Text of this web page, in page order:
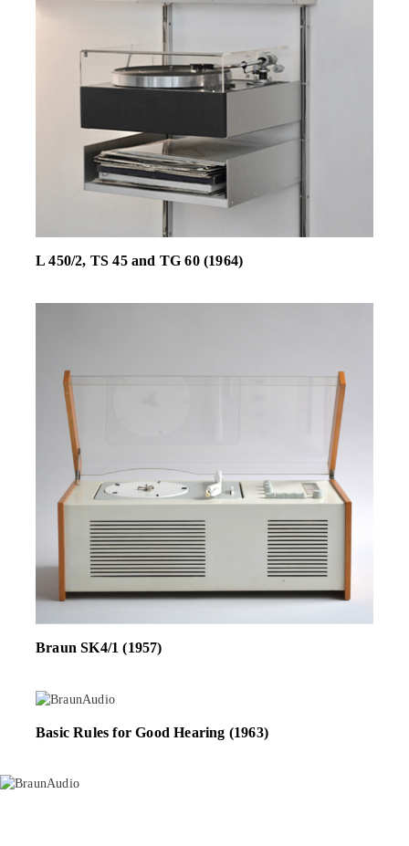
L 450/2, TS 45 and TG 60 (1964)
Braun SK4/1 (1957)
Basic Rules for Good Hearing (1963)